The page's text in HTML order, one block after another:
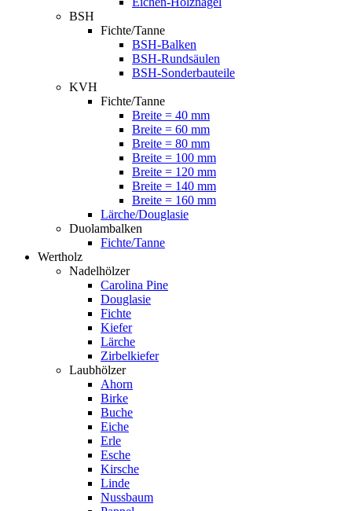
BSH
Fichte/Tanne
BSH-Balken
BSH-Rundsäulen
BSH-Sonderbauteile
KVH
Fichte/Tanne
Breite = 40 mm
Breite = 60 mm
Breite = 80 mm
Breite = 100 mm
Breite = 120 mm
Breite = 140 mm
Breite = 160 mm
Lärche/Douglasie
Duolambalken
Fichte/Tanne
Wertholz
Nadelhölzer
Carolina Pine
Douglasie
Fichte
Kiefer
Lärche
Zirbelkiefer
Laubhölzer
Ahorn
Birke
Buche
Eiche
Erle
Esche
Kirsche
Linde
Nussbaum